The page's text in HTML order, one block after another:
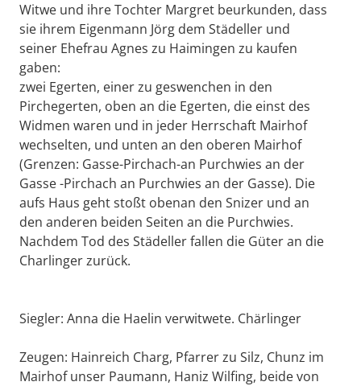
Witwe und ihre Tochter Margret beurkunden, dass
sie ihrem Eigenmann Jörg dem Städeller und
seiner Ehefrau Agnes zu Haimingen zu kaufen
gaben:
zwei Egerten, einer zu geswenchen in den
Pirchegerten, oben an die Egerten, die einst des
Widmen waren und in jeder Herrschaft Mairhof
wechselten, und unten an den oberen Mairhof
(Grenzen: Gasse-Pirchach-an Purchwies an der
Gasse -Pirchach an Purchwies an der Gasse). Die
aufs Haus geht stoßt obenan den Snizer und an
den anderen beiden Seiten an die Purchwies.
Nachdem Tod des Städeller fallen die Güter an die
Charlinger zurück.
Siegler: Anna die Haelin verwitwete. Chärlinger
Zeugen: Hainreich Charg, Pfarrer zu Silz, Chunz im
Mairhof unser Paumann, Haniz Wilfing, beide von